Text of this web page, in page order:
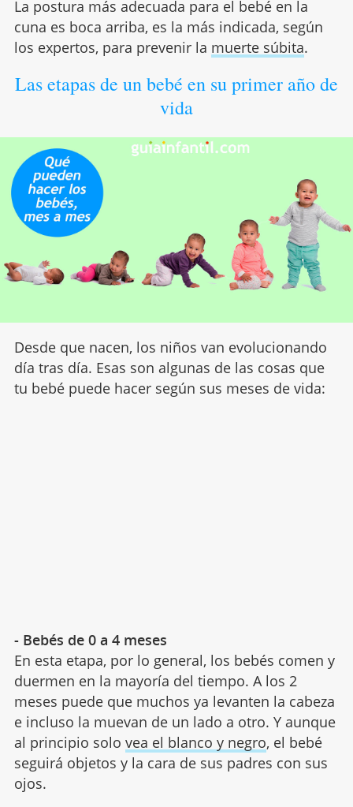
La postura más adecuada para el bebé en la
cuna es boca arriba, es la más indicada, según
los expertos, para prevenir la muerte súbita.
Las etapas de un bebé en su primer año de
vida
Desde que nacen, los niños van evolucionando
día tras día. Esas son algunas de las cosas que
tu bebé puede hacer según sus meses de vida:
- Bebés de 0 a 4 meses
En esta etapa, por lo general, los bebés comen y
duermen en la mayoría del tiempo. A los 2
meses puede que muchos ya levanten la cabeza
e incluso la muevan de un lado a otro. Y aunque
al principio solo vea el blanco y negro, el bebé
seguirá objetos y la cara de sus padres con sus
ojos.